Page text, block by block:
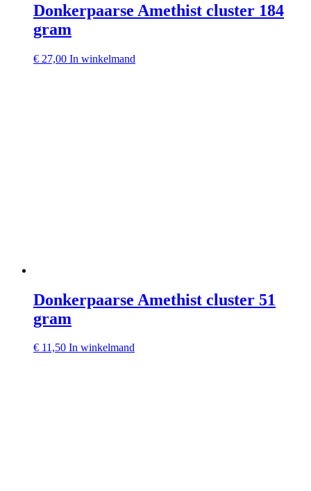
Donkerpaarse Amethist cluster 184
gram
€ 27,00 In winkelmand
Donkerpaarse Amethist cluster 51
gram
€ 11,50 In winkelmand